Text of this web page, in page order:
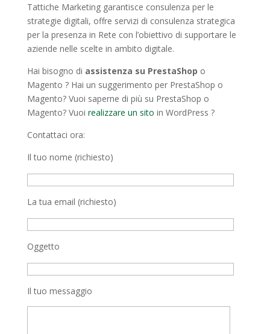
Tattiche Marketing garantisce consulenza per le
strategie digitali, offre servizi di consulenza strategica
per la presenza in Rete con l’obiettivo di supportare le
aziende nelle scelte in ambito digitale.
Hai bisogno di assistenza su PrestaShop o
Magento ? Hai un suggerimento per PrestaShop o
Magento? Vuoi saperne di più su PrestaShop o
Magento? Vuoi realizzare un sito in WordPress ?
Contattaci ora:
Il tuo nome (richiesto)
La tua email (richiesto)
Oggetto
Il tuo messaggio